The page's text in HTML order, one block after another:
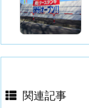
関連記事